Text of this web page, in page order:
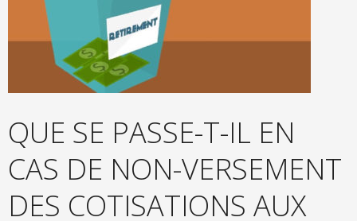
QUE SE PASSE-T-IL EN
CAS DE NON-VERSEMENT
DES COTISATIONS AUX